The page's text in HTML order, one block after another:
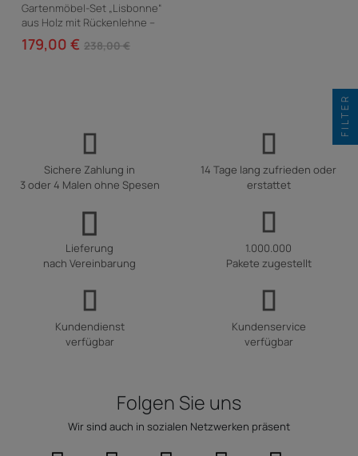
Gartenmöbel-Set „Lisbonne“
aus Holz mit Rückenlehne –
180 cm – Braun
179,00 € 238,00 €
Sichere Zahlung in
3 oder 4 Malen ohne Spesen
14 Tage lang zufrieden oder
erstattet
Lieferung
nach Vereinbarung
1.000.000
Pakete zugestellt
Kundendienst
verfügbar
Kundenservice
verfügbar
Folgen Sie uns
Wir sind auch in sozialen Netzwerken präsent
FILTER